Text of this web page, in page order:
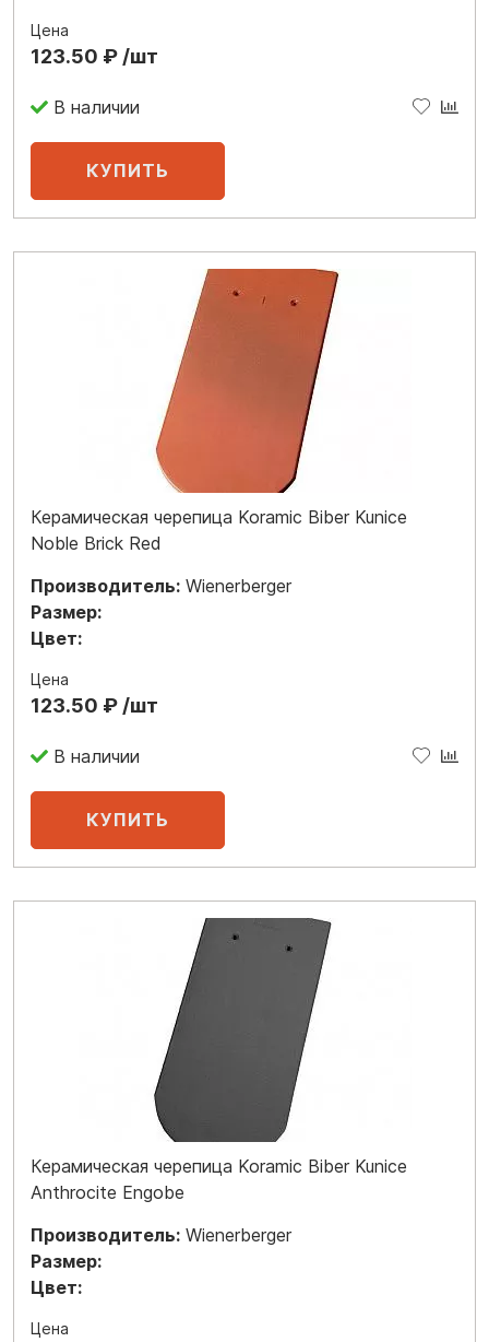
Цена
123.50 ₽ /шт
В наличии
Керамическая черепица Koramic Biber Kunice
Noble Brick Red
Производитель: Wienerberger
Размер:
Цвет:
Цена
123.50 ₽ /шт
В наличии
Керамическая черепица Koramic Biber Kunice
Anthrocite Engobe
Производитель: Wienerberger
Размер:
Цвет:
Цена